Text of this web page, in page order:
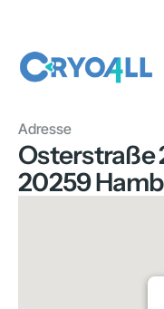
Adresse
Osterstraße
20259